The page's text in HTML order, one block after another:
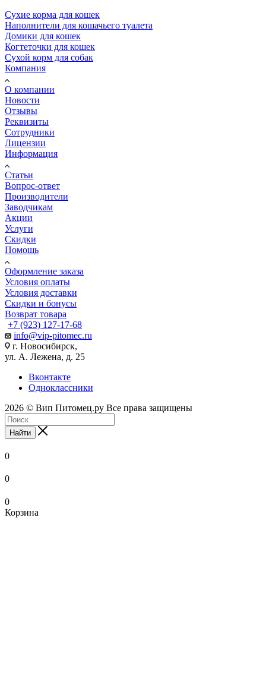
Сухие корма для кошек
Наполнители для кошачьего туалета
Домики для кошек
Когтеточки для кошек
Сухой корм для собак
Компания
О компании
Новости
Отзывы
Реквизиты
Сотрудники
Лицензии
Информация
Статьи
Вопрос-ответ
Производители
Заводчикам
Акции
Услуги
Скидки
Помощь
Оформление заказа
Условия оплаты
Условия доставки
Скидки и бонусы
Возврат товара
+7 (923) 127-17-68
info@vip-pitomec.ru
г. Новосибирск,
ул. А. Лежена, д. 25
Вконтакте
Одноклассники
2026 © Вип Питомец.ру Все права защищены
Найти
0
0
0
Корзина